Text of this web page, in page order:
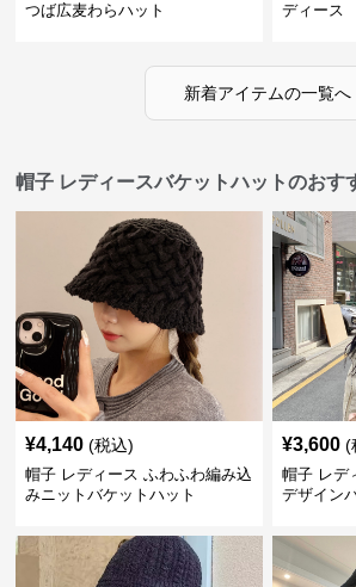
つば広麦わらハット
ディース
新着アイテムの一覧へ
帽子 レディースバケットハットのおす
¥4,140 (税込)
帽子 レディース ふわふわ編み込
みニットバケットハット
¥3,600 (
帽子 レデ
デザイン